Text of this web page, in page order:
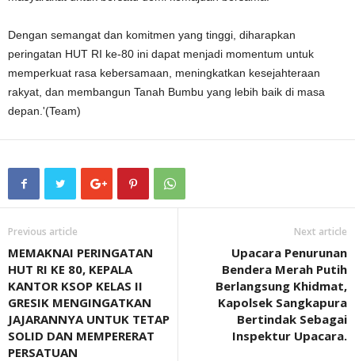
Dengan semangat dan komitmen yang tinggi, diharapkan
peringatan HUT RI ke-80 ini dapat menjadi momentum untuk
memperkuat rasa kebersamaan, meningkatkan kesejahteraan
rakyat, dan membangun Tanah Bumbu yang lebih baik di masa
depan.'(Team)
Previous article
MEMAKNAI PERINGATAN
HUT RI KE 80, KEPALA
KANTOR KSOP KELAS II
GRESIK MENGINGATKAN
JAJARANNYA UNTUK TETAP
SOLID DAN MEMPERERAT
PERSATUAN
Next article
Upacara Penurunan
Bendera Merah Putih
Berlangsung Khidmat,
Kapolsek Sangkapura
Bertindak Sebagai
Inspektur Upacara.